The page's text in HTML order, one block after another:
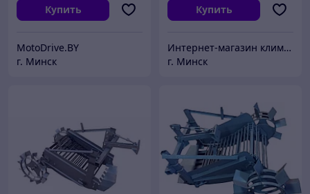
Купить
MotoDrive.BY
г. Минск
Купить
Интернет-магазин климатического оборудования и садово-парковой техники.
г. Минск